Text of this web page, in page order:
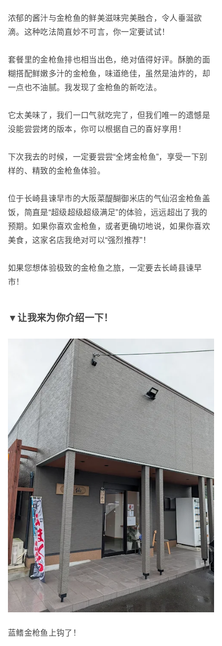
浓郁的酱汁与金枪鱼的鲜美滋味完美融合，令人垂涎欲
滴。这种吃法简直妙不可言，你一定要试试！
套餐里的金枪鱼排也相当出色，绝对值得好评。酥脆的面
糊搭配鲜嫩多汁的金枪鱼，味道绝佳，虽然是油炸的，却
一点也不油腻。我发现了金枪鱼的新吃法。
它太美味了，我们一口气就吃完了，但我们唯一的遗憾是
没能尝尝烤的版本，你可以根据自己的喜好享用！
下次我去的时候，一定要尝尝“全烤金枪鱼”，享受一下别
样的、精致的金枪鱼体验。
位于长崎县谏早市的大阪菜醍醐御米店的气仙沼金枪鱼盖
饭，简直是“超级超级超级满足”的体验，远远超出了我的
预期。如果你喜欢金枪鱼，或者更确切地说，如果你喜欢
美食，这家名店我绝对可以“强烈推荐”！
如果您想体验极致的金枪鱼之旅，一定要去长崎县谏早
市！
▼让我来为你介绍一下！
蓝鳍金枪鱼上钩了！